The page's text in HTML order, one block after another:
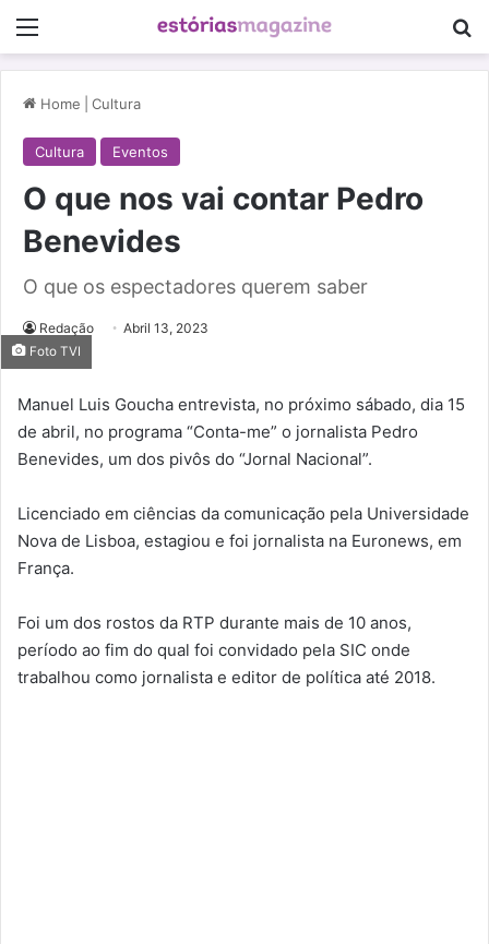
Menu
Home Cultura
Cultura Eventos
O que nos vai contar Pedro
Benevides
O que os espectadores querem saber
Redação Abril 13, 2023
Foto TVI
Manuel Luis Goucha entrevista, no próximo sábado, dia 15
de abril, no programa “Conta-me” o jornalista Pedro
Benevides, um dos pivôs do “Jornal Nacional”.
Licenciado em ciências da comunicação pela Universidade
Nova de Lisboa, estagiou e foi jornalista na Euronews, em
França.
Foi um dos rostos da RTP durante mais de 10 anos,
período ao fim do qual foi convidado pela SIC onde
trabalhou como jornalista e editor de política até 2018.